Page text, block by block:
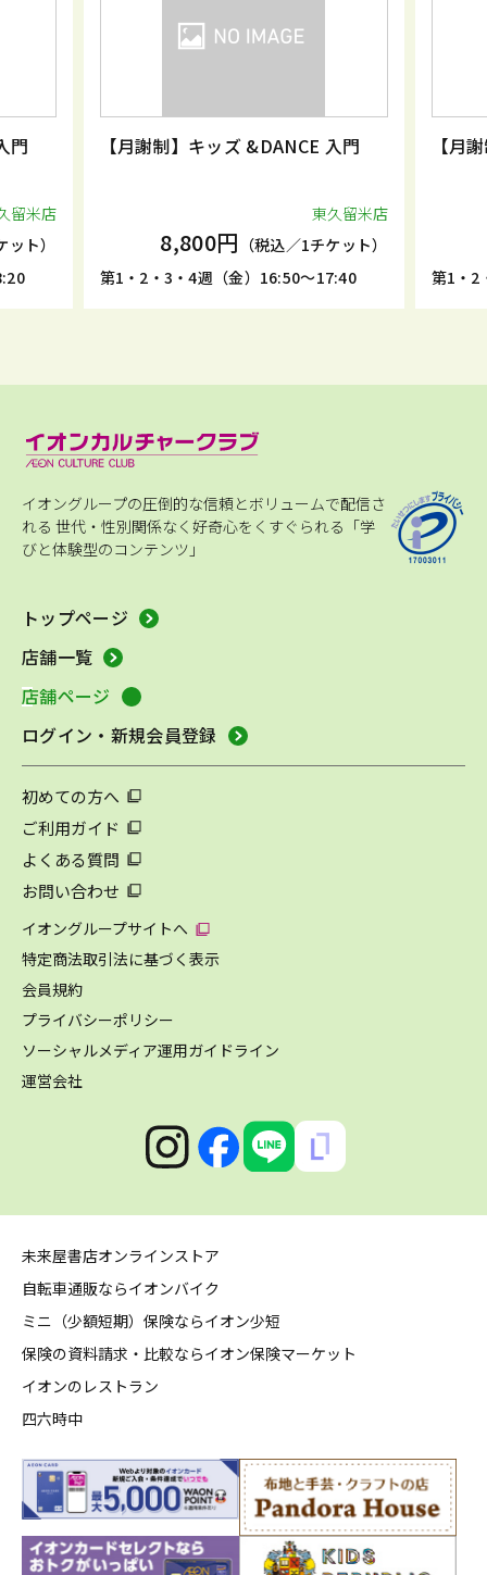
門
留米店
ト）
【月謝制】キッズ &DANCE 入門
東久留米店
8,800円 （税込／1チケット）
第1・2・3・4週（金）16:50～17:40
【月
第1・2
イオングループの圧倒的な信頼とボリュームで配信さ
れる 世代・性別関係なく好奇心をくすぐられる「学
びと体験型のコンテンツ」
トップページ
店舗一覧
店舗ページ
ログイン・新規会員登録
初めての方へ
ご利用ガイド
よくある質問
お問い合わせ
イオングループサイトへ
特定商法取引法に基づく表示
会員規約
プライバシーポリシー
ソーシャルメディア運用ガイドライン
運営会社
未来屋書店オンラインストア
自転車通販ならイオンバイク
ミニ（少額短期）保険ならイオン少短
保険の資料請求・比較ならイオン保険マーケット
イオンのレストラン
四六時中